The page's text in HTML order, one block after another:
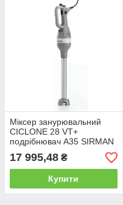
Міксер занурювальний
CICLONE 28 VT+
подрібнювач A35 SIRMAN
17 995,48 ₴
Купити